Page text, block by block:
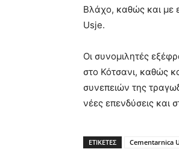
Βλάχο, καθώς και με
Usje.
Oι συνομιλητές
στο Κότσανι, καθώς
συνεπειών της
νέες επενδύσεις
ΕΤΙΚΕΤΕΣ Cementarnica